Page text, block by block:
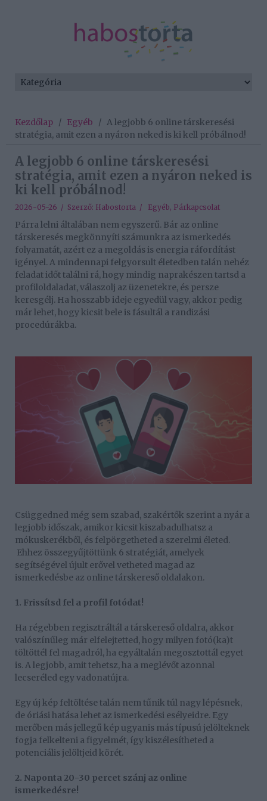
Kezdőlap / Egyéb / A legjobb 6 online társkeresési
stratégia, amit ezen a nyáron neked is ki kell próbálnod!
A legjobb 6 online társkeresési
stratégia, amit ezen a nyáron neked is
ki kell próbálnod!
2026-05-26 / Szerző: Habostorta / Egyéb, Párkapcsolat
Párra lelni általában nem egyszerű. Bár az online
társkeresés megkönnyíti számunkra az ismerkedés
folyamatát, azért ez a megoldás is energia ráfordítást
igényel. A mindennapi felgyorsult életedben talán nehéz
feladat időt találni rá, hogy mindig naprakészen tartsd a
profiloldaladat, válaszolj az üzenetekre, és persze
keresgélj. Ha hosszabb ideje egyedül vagy, akkor pedig
már lehet, hogy kicsit bele is fásultál a randizási
procedúrákba.
Csüggedned még sem szabad, szakértők szerint a nyár a
legjobb időszak, amikor kicsit kiszabadulhatsz a
mókuskerékből, és felpörgetheted a szerelmi életed.
Ehhez összegyűjtöttünk 6 stratégiát, amelyek
segítségével újult erővel vetheted magad az
ismerkedésbe az online társkereső oldalakon.
1. Frissítsd fel a profil fotódat!
Ha régebben regisztráltál a társkereső oldalra, akkor
valószínűleg már elfelejtetted, hogy milyen fotó(ka)t
töltöttél fel magadról, ha egyáltalán megosztottál egyet
is. A legjobb, amit tehetsz, ha a meglévőt azonnal
lecseréled egy vadonatújra.
Egy új kép feltöltése talán nem tűnik túl nagy lépésnek,
de óriási hatása lehet az ismerkedési esélyeidre. Egy
merőben más jellegű kép ugyanis más típusú jelölteknek
fogja felkelteni a figyelmét, így kiszélesítheted a
potenciális jelöltjeid körét.
2. Naponta 20-30 percet szánj az online
ismerkedésre!